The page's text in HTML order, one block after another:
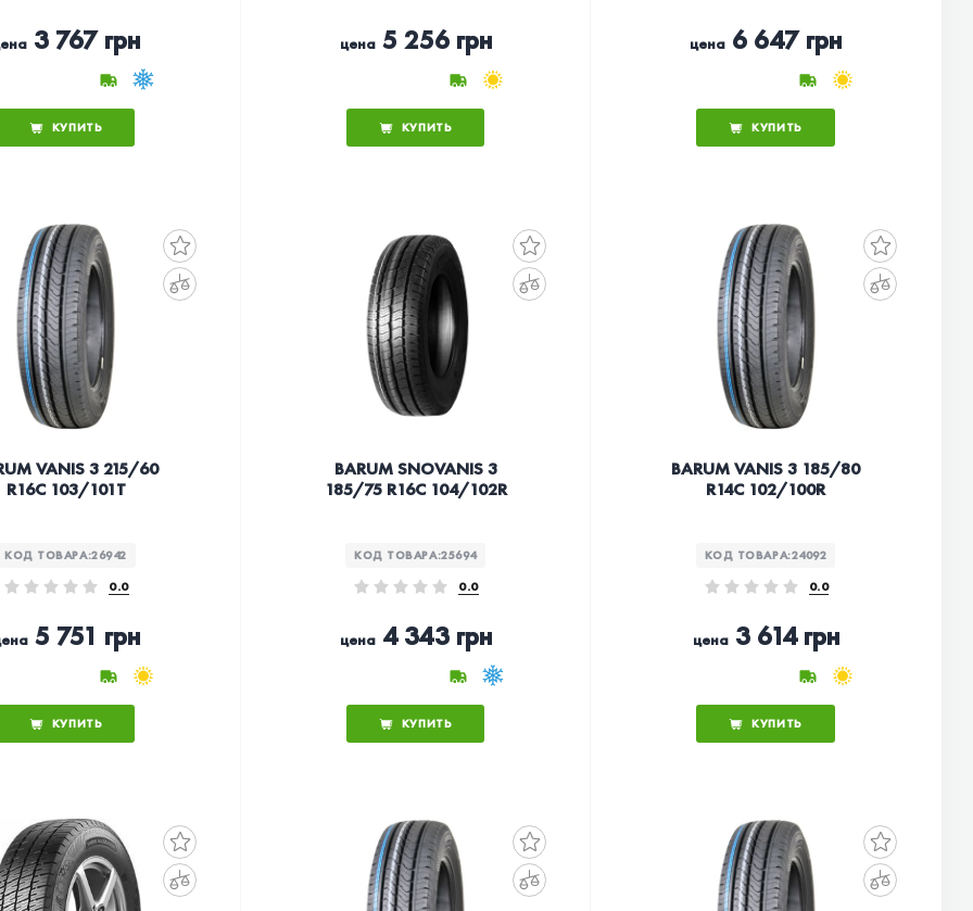
3 767 грн
КУПИТЬ
цена5 256 грн
КУПИТЬ
цена 6 647 грн
КУПИТЬ
VANIS 3 215/60
R16C 103/101T
КОД ТОВАРА:26942
0.0
5 751 грн
КУПИТЬ
BARUM SNOVANIS 3
185/75 R16C 104/102R
КОД ТОВАРА:25694
0.0
цена4 343 грн
КУПИТЬ
BARUM VANIS 3 185/80
R14C 102/100R
КОД ТОВАРА:24092
0.0
цена3 614 грн
КУПИТЬ